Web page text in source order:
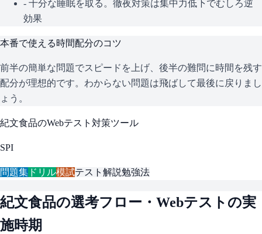
- 十分な睡眠を取る。徹夜対策は集中力低下でむしろ逆
効果
本番で使える時間配分のコツ
前半の簡単な問題でスピードを上げ、後半の難問に時間を残す
配分が理想的です。わからない問題は飛ばして最後に戻りまし
ょう。
紀文食品のWebテスト対策ツール
SPI
問題集 ドリル模試テスト解説勉強法
紀文食品の選考フロー・Webテストの実
施時期